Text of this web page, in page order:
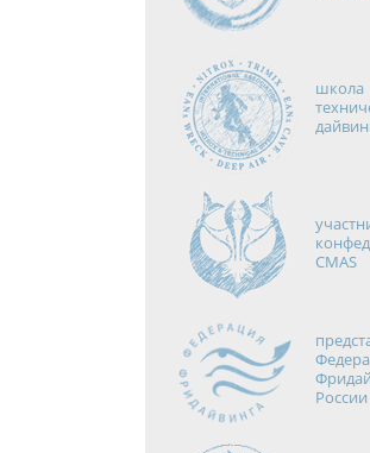
школа
CMAS
России